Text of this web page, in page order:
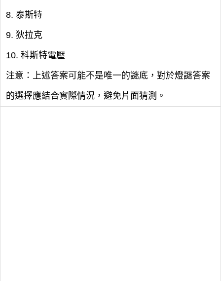
8. 泰斯特
9. 狄拉克
10. 科斯特電壓
注意：上述答案可能不是唯一的謎底，對於燈謎答案
的選擇應結合實際情況，避免片面猜測。